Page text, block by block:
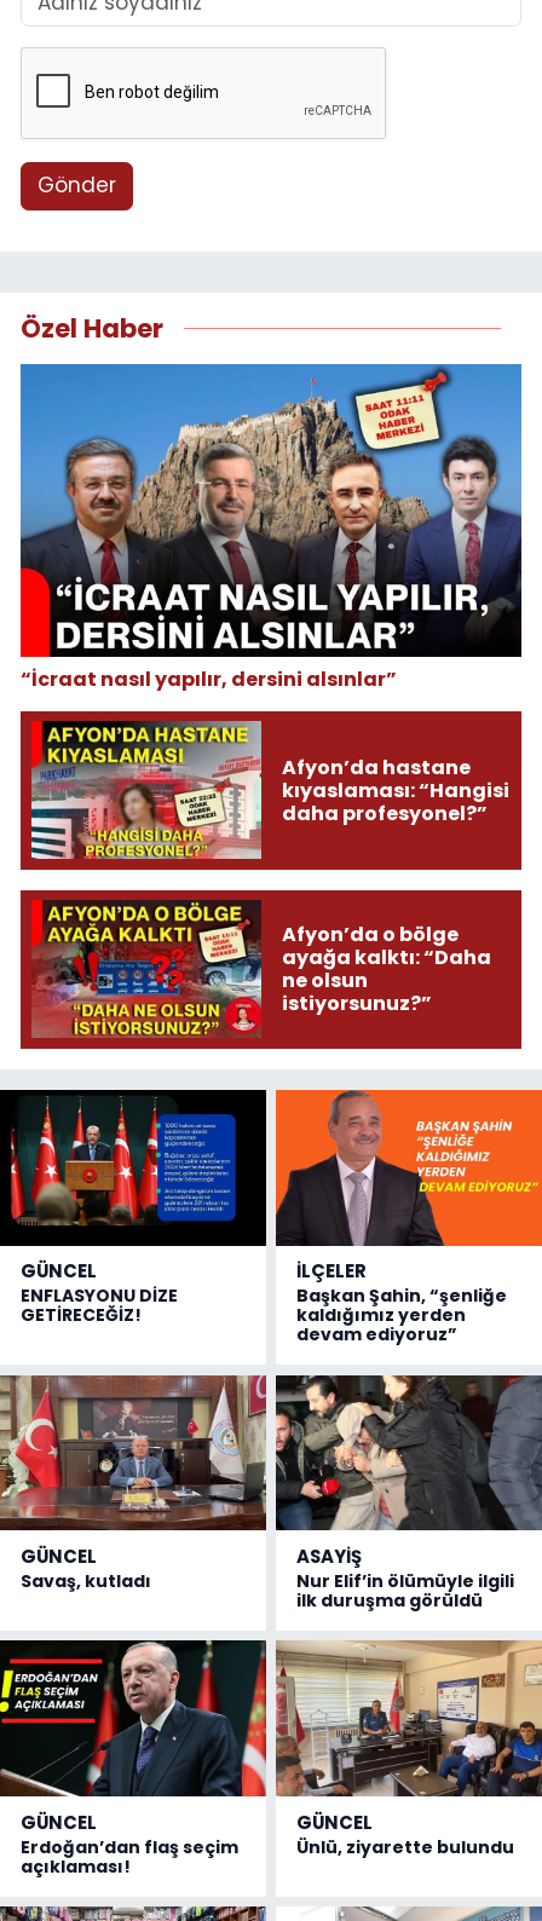
Gönder
Özel Haber
“İcraat nasıl yapılır, dersini alsınlar”
Afyon’da hastane
kıyaslaması: “Hangisi
daha profesyonel?”
Afyon’da o bölge
ayağa kalktı: “Daha
ne olsun
istiyorsunuz?”
GÜNCEL
ENFLASYONU DİZE
GETİRECEĞİZ!
İLÇELER
Başkan Şahin, “şenliğe
kaldığımız yerden
devam ediyoruz”
GÜNCEL
Savaş, kutladı
ASAYİŞ
Nur Elif’in ölümüyle ilgili
ilk duruşma görüldü
GÜNCEL
Erdoğan’dan flaş seçim
açıklaması!
GÜNCEL
Ünlü, ziyarette bulundu